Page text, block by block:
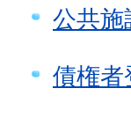
公共施
債権者